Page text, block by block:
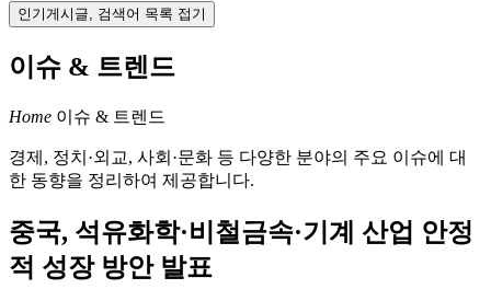
인기게시글, 검색어 목록 접기
이슈 & 트렌드
Home 이슈 & 트렌드
경제, 정치·외교, 사회·문화 등 다양한 분야의 주요 이슈에 대
한 동향을 정리하여 제공합니다.
중국, 석유화학·비철금속·기계 산업 안정
적 성장 방안 발표